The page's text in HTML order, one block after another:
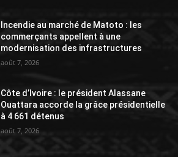
Incendie au marché de Matoto : les
commerçants appellent à une
modernisation des infrastructures
août 7, 2026
Côte d’Ivoire : le président Alassane
Ouattara accorde la grâce présidentielle
à 4 661 détenus
août 7, 2026